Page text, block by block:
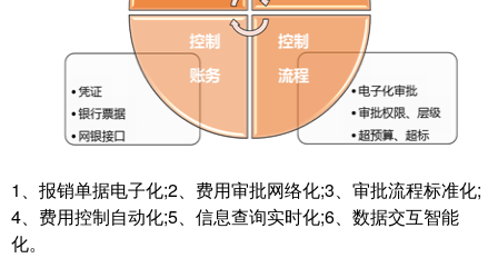
1、报销单据电子化;2、费用审批网络化;3、审批流程标准化;
4、费用控制自动化;5、信息查询实时化;6、数据交互智能
化。